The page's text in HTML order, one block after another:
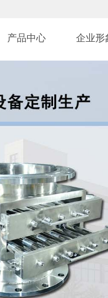
产品中心 企业形